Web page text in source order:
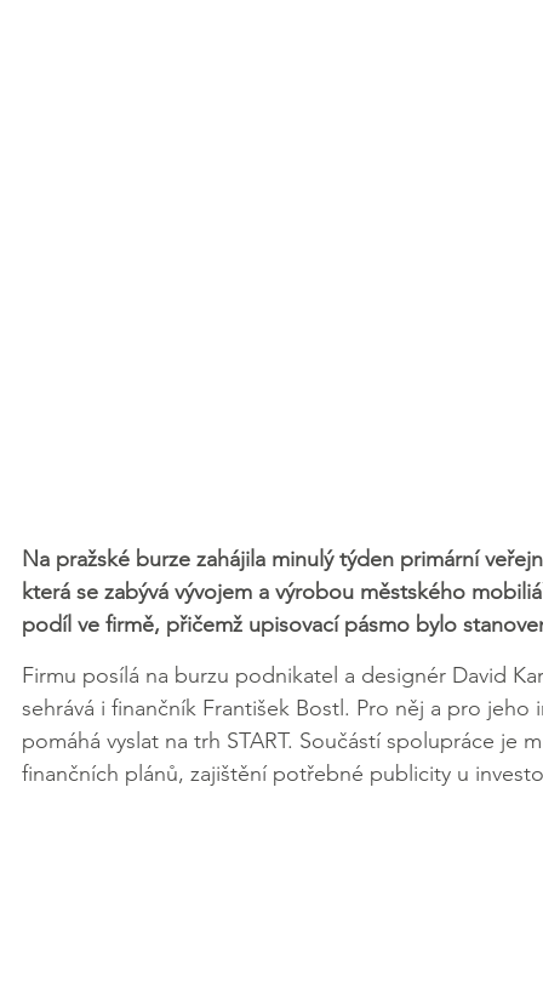
Na pražské burze zahájila minulý týden primární
která se zabývá vývojem a výrobou městského
podíl ve firmě, přičemž upisovací pásmo bylo
Firmu posílá na burzu podnikatel a designér David
sehrává i finančník František Bostl. Pro něj a pro
pomáhá vyslat na trh START. Součástí spolupráce
finančních plánů, zajištění potřebné publicity u